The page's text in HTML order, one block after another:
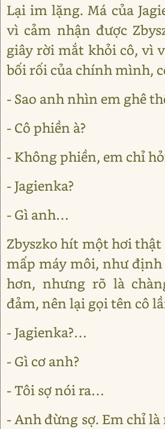
Lại im lặng. Má của
vì cảm nhận được
giây rời mắt khỏi cô, vì
bối rối của chính mình,
- Sao anh nhìn em ghê
- Cô phiền à?
- Không phiền, em chỉ
- Jagienka?
- Gì anh…
Zbyszko hít một hơi thật
mấp máy môi, như
hơn, nhưng rõ là
đảm, nên lại gọi tên cô
- Jagienka?…
- Gì cơ anh?
- Tôi sợ nói ra…
- Anh đừng sợ. Em chỉ